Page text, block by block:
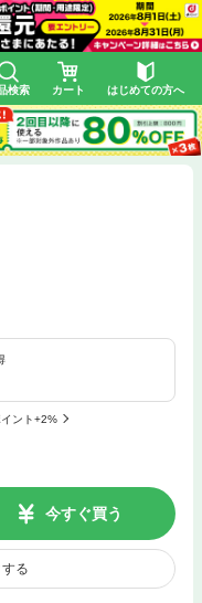
検索 カート はじめての方へ
ント+2%
今すぐ買う
る